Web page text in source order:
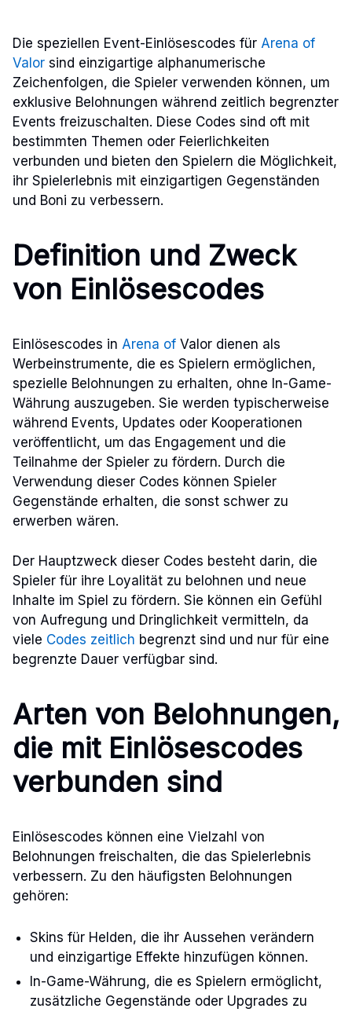
Die speziellen Event-Einlösescodes für Arena of
Valor sind einzigartige alphanumerische
Zeichenfolgen, die Spieler verwenden können, um
exklusive Belohnungen während zeitlich begrenzter
Events freizuschalten. Diese Codes sind oft mit
bestimmten Themen oder Feierlichkeiten
verbunden und bieten den Spielern die Möglichkeit,
ihr Spielerlebnis mit einzigartigen Gegenständen
und Boni zu verbessern.
Definition und Zweck
von Einlösescodes
Einlösescodes in Arena of Valor dienen als
Werbeinstrumente, die es Spielern ermöglichen,
spezielle Belohnungen zu erhalten, ohne In-Game-
Währung auszugeben. Sie werden typischerweise
während Events, Updates oder Kooperationen
veröffentlicht, um das Engagement und die
Teilnahme der Spieler zu fördern. Durch die
Verwendung dieser Codes können Spieler
Gegenstände erhalten, die sonst schwer zu
erwerben wären.
Der Hauptzweck dieser Codes besteht darin, die
Spieler für ihre Loyalität zu belohnen und neue
Inhalte im Spiel zu fördern. Sie können ein Gefühl
von Aufregung und Dringlichkeit vermitteln, da
viele Codes zeitlich begrenzt sind und nur für eine
begrenzte Dauer verfügbar sind.
Arten von Belohnungen,
die mit Einlösescodes
verbunden sind
Einlösescodes können eine Vielzahl von
Belohnungen freischalten, die das Spielerlebnis
verbessern. Zu den häufigsten Belohnungen
gehören:
Skins für Helden, die ihr Aussehen verändern
und einzigartige Effekte hinzufügen können.
In-Game-Währung, die es Spielern ermöglicht,
zusätzliche Gegenstände oder Upgrades zu